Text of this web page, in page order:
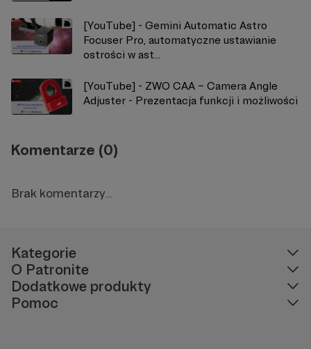
[YouTube] - Gemini Automatic Astro
Focuser Pro, automatyczne ustawianie
ostrości w ast...
[YouTube] - ZWO CAA – Camera Angle
Adjuster - Prezentacja funkcji i możliwości
Komentarze (0)
Brak komentarzy...
Kategorie
O Patronite
Dodatkowe produkty
Pomoc